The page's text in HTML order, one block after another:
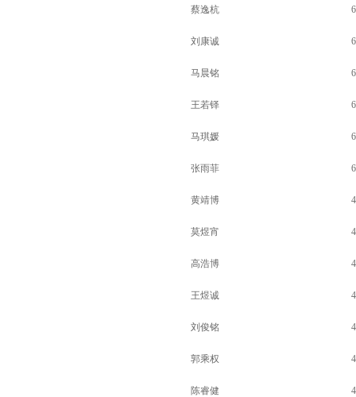
蔡逸杭 6
刘康诚 6
马晨铭 6
王若铎 6
马琪媛 6
张雨菲 6
黄靖博 4
莫煜宵 4
高浩博 4
王煜诚 4
刘俊铭 4
郭乘权 4
陈睿健 4